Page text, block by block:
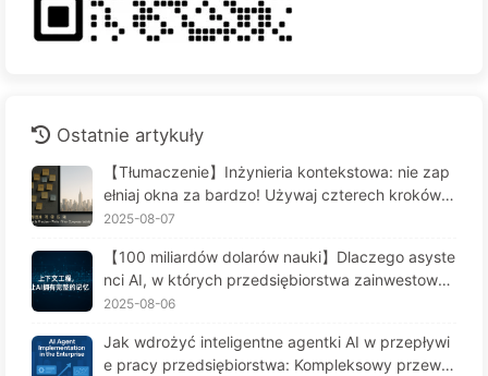
Ostatnie artykuły
【Tłumaczenie】Inżynieria kontekstowa: nie zap
ełniaj okna za bardzo! Używaj czterech kroków d
o zarządzania kontekstem, bądź czujny na zafał
ewnątrz — Uczymy się AI powoli 170
2025-08-07
【100 miliardów dolarów nauki】Dlaczego asyste
nci AI, w których przedsiębiorstwa zainwestował
y fortunę, cierpią na "amnezję" w kluczowych mo
wydajności? — Powoli ucz się AI 169
2025-08-06
Jak wdrożyć inteligentne agentki AI w przepływi
e pracy przedsiębiorstwa: Kompleksowy przewo